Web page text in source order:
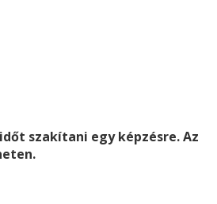
szakítani egy képzésre. Az